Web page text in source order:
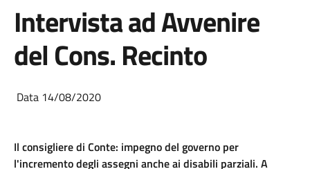
Intervista ad Avvenire
del Cons. Recinto
Data 14/08/2020
Il consigliere di Conte: impegno del governo per
l'incremento degli assegni anche ai disabili parziali. A